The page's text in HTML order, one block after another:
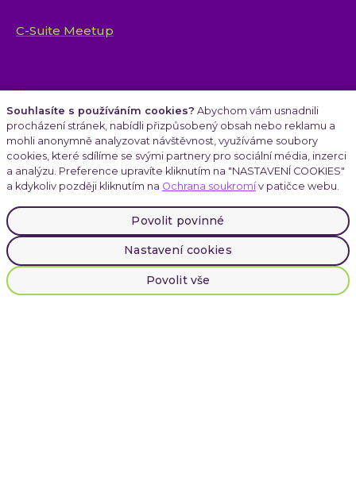
C-Suite Meetup
Kariéra
Facebook
Souhlasíte s používáním cookies? Abychom vám usnadnili
procházení stránek, nabídli přizpůsobený obsah nebo reklamu a
mohli anonymně analyzovat návštěvnost, využíváme soubory
cookies, které sdílíme se svými partnery pro sociální média, inzerci
a analýzu. Preference upravíte kliknutím na "NASTAVENÍ COOKIES"
a kdykoliv později kliknutím na Ochrana soukromív patičce webu.
Povolit povinné
Nastavení cookies
Povolit vše